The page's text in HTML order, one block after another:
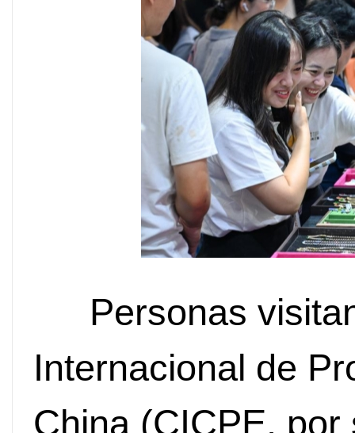
Personas
Internacional de
China (CICPE,